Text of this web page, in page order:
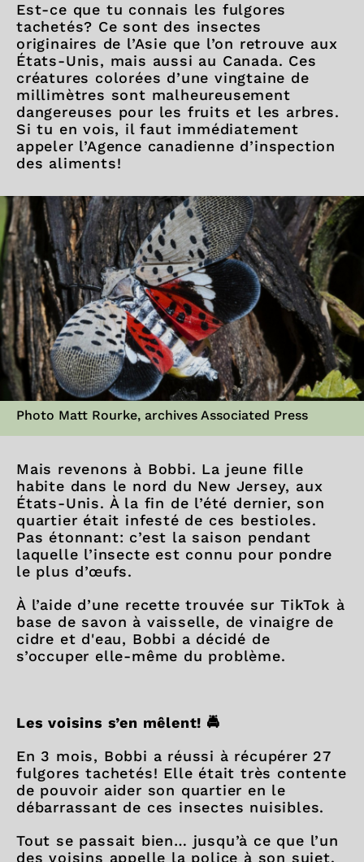
Est-ce que tu connais les fulgores
tachetés? Ce sont des insectes
originaires de l’Asie que l’on retrouve aux
États-Unis, mais aussi au Canada. Ces
créatures colorées d’une vingtaine de
millimètres sont malheureusement
dangereuses pour les fruits et les arbres.
Si tu en vois, il faut immédiatement
appeler l’Agence canadienne d’inspection
des aliments!
Photo Matt Rourke, archives Associated Press
Mais revenons à Bobbi. La jeune fille
habite dans le nord du New Jersey, aux
États-Unis. À la fin de l’été dernier, son
quartier était infesté de ces bestioles.
Pas étonnant: c’est la saison pendant
laquelle l’insecte est connu pour pondre
le plus d’œufs.
À l’aide d’une recette trouvée sur TikTok à
base de savon à vaisselle, de vinaigre de
cidre et d'eau, Bobbi a décidé de
s’occuper elle-même du problème.
Les voisins s’en mêlent! 🚔
En 3 mois, Bobbi a réussi à récupérer 27
fulgores tachetés! Elle était très contente
de pouvoir aider son quartier en le
débarrassant de ces insectes nuisibles.
Tout se passait bien… jusqu’à ce que l’un
des voisins appelle la police à son sujet.